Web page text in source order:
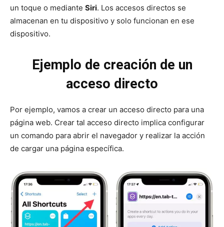
un toque o mediante Siri. Los accesos directos se
almacenan en tu dispositivo y solo funcionan en ese
dispositivo.
Ejemplo de creación de un
acceso directo
Por ejemplo, vamos a crear un acceso directo para una
página web. Crear tal acceso directo implica configurar
un comando para abrir el navegador y realizar la acción
de cargar una página específica.